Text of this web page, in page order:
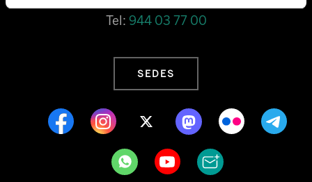
Tel: 944 03 77 00
SEDES